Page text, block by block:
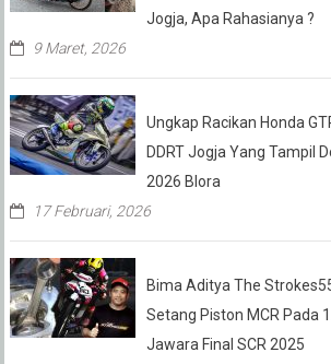
Jogja, Apa Rahasianya ?
9 Maret, 2026
Ungkap Racikan Honda
DDRT Jogja Yang Tampil
2026 Blora
17 Februari, 2026
Bima Aditya The
Setang Piston MCR Pada
Jawara Final SCR 2025